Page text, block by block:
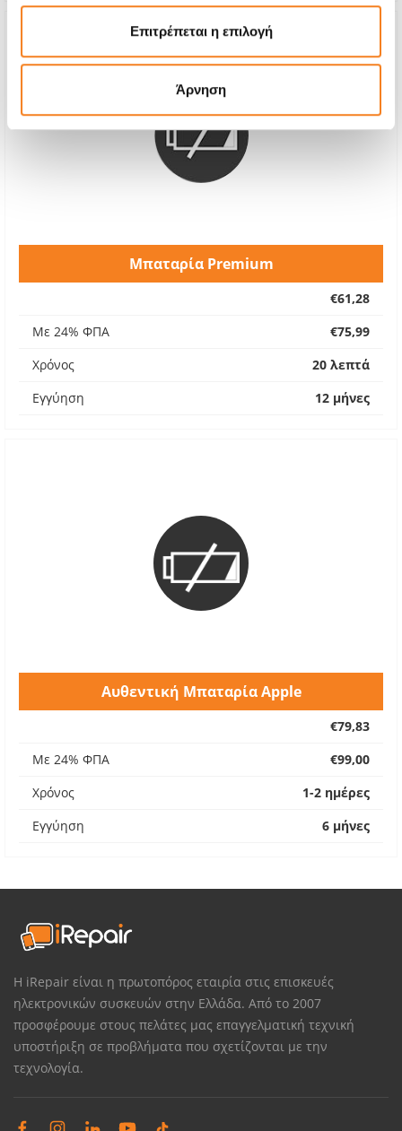
Επιτρέπεται η επιλογή
Άρνηση
Μπαταρία Premium
€61,28
Με 24% ΦΠΑ
€75,99
Χρόνος
20 λεπτά
Εγγύηση
12 μήνες
Αυθεντική Μπαταρία Apple
€79,83
Με 24% ΦΠΑ
€99,00
Χρόνος
1-2 ημέρες
Εγγύηση
6 μήνες
Η iRepair είναι η πρωτοπόρος εταιρία στις επισκευές
ηλεκτρονικών συσκευών στην Ελλάδα. Από το 2007
προσφέρουμε στους πελάτες μας επαγγελματική τεχνική
υποστήριξη σε προβλήματα που σχετίζονται με την
τεχνολογία.